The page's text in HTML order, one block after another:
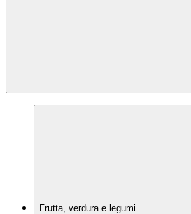
Frutta, verdura e legumi